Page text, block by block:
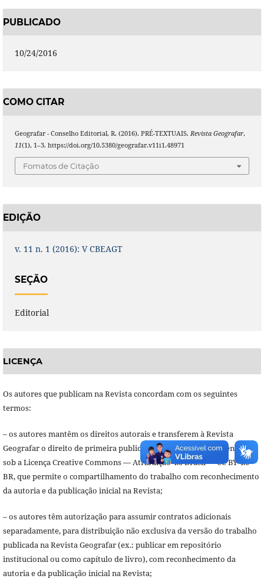
PUBLICADO
10/24/2016
COMO CITAR
Geografar - Conselho Editorial, R. (2016). PRÉ-TEXTUAIS. Revista Geografar,
11(1), 1–3. https://doi.org/10.5380/geografar.v11i1.48971
Fomatos de Citação
EDIÇÃO
v. 11 n. 1 (2016): V CBEAGT
SEÇÃO
Editorial
LICENÇA
Os autores que publicam na Revista concordam com os seguintes
termos:
– os autores mantêm os direitos autorais e transferem à Revista
Geografar o direito de primeira publicação, com o trabalho licenciado
sob a Licença Creative Commons — Atribuição 4.0 Brasil — CC BY 4.0
BR, que permite o compartilhamento do trabalho com reconhecimento
da autoria e da publicação inicial na Revista;
– os autores têm autorização para assumir contratos adicionais
separadamente, para distribuição não exclusiva da versão do trabalho
publicada na Revista Geografar (ex.: publicar em repositório
institucional ou como capítulo de livro), com reconhecimento da
autoria e da publicação inicial na Revista;